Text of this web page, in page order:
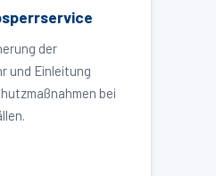
der
und Einleitung
bei